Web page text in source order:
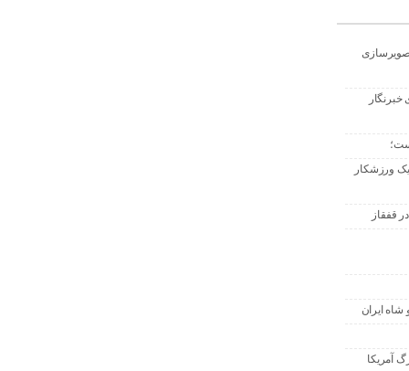
یک ورزشکار
قفقاز
ایران
آمریکا